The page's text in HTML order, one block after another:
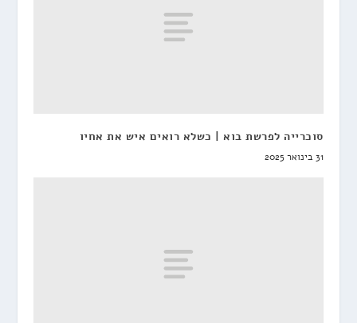
סוכרייה לפרשת בוא | כשלא רואים איש את אחיו
31 בינואר 2025